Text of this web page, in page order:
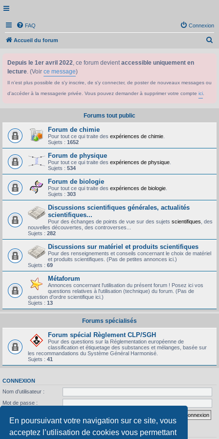
En poursuivant votre navigation sur ce site, vous
acceptez l’utilisation de cookies vous permettant
FAQ Connexion
Accueil du forum
h
Depuis le 1er avril 2022, ce forum devientaccessible uniquement en
lecture. (Voir ce message)
Il n'est plus possible de s'y inscrire, de s'y connecter, de poster de nouveaux messages ou
d'accéder à la messagerie privée. Vous pouvez demander à supprimer votre compte ici
Forums tout public
Forum de chimie
Pour tout ce qui traite des expériences de chimie
Sujets : 1652
Forum de physique
Pour tout ce qui traite des expériences de physique
Sujets : 534
Forum de biologie
Pour tout ce qui traite des expériences de biologie
Sujets : 303
Discussions scientifiques générales, actualités
scientifiques...
Pour des échanges de points de vue sur des sujets scientifiques , des
nouvelles découvertes, des controverses...
Sujets : 282
Discussions sur matériel et produits scientifiques
Pour des renseignements et conseils concernant le choix de matériel
et produits scientifiques. (Pas de petites annonces ici.)
Sujets : 69
Métaforum
Annonces concernant l'utilisation du présent forum ! Posez ici vos
questions relatives à l'utilisation (technique) du forum. (Pas de
question d'ordre scientifique ici.)
Sujets : 13
Forums spécialisés
Forum spécial Règlement CLP/SGH
Pour des questions sur la Réglementation européenne de
classification et étiquetage des substances et mélanges, basée sur
les recommandations du Système Général Harmonisé.
Sujets : 41
CONNEXION
Nom d’utilisateur :
Mot de passe :
STATISTIQUES